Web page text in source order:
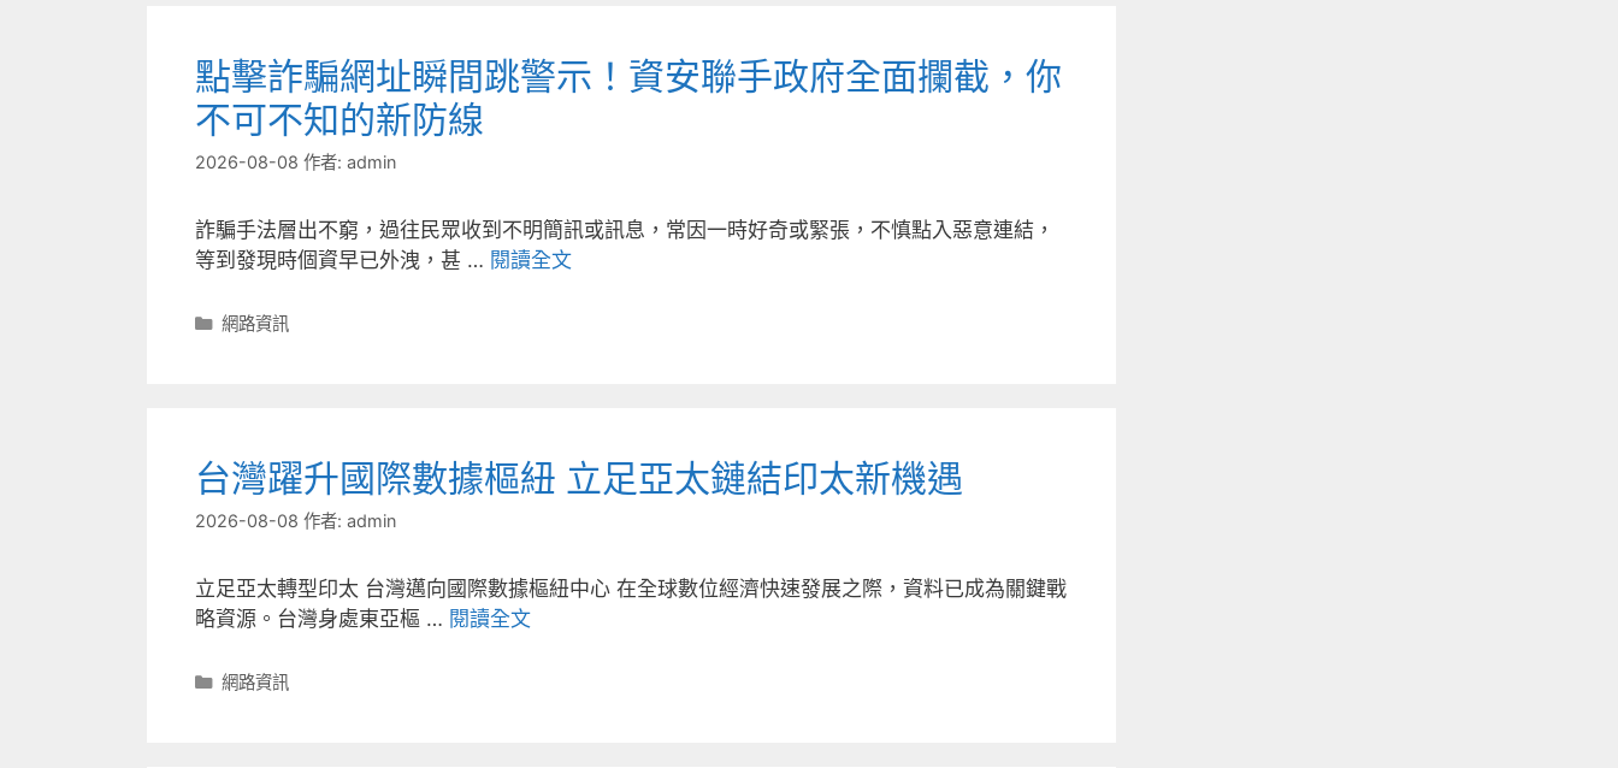
點擊詐騙網址瞬間跳警示！資安聯手政府全面攔截，你
不可不知的新防線
2026-08-08 作者: admin
詐騙手法層出不窮，過往民眾收到不明簡訊或訊息，常因一時好奇或緊張，不慎點入惡意連結，
等到發現時個資早已外洩，甚 … 閱讀全文
分
網路資訊
台灣躍升國際數據樞紐 立足亞太鏈結印太新機遇
2026-08-08 作者: admin
立足亞太轉型印太 台灣邁向國際數據樞紐中心 在全球數位經濟快速發展之際，資料已成為關鍵戰
略資源。台灣身處東亞樞 … 閱讀全文
分
網路資訊